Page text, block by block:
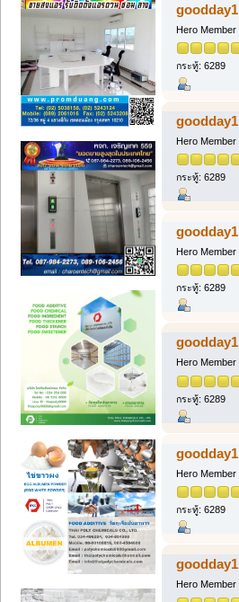
goodday1
Hero Member
กระทู้: 6289
goodday1
Hero Member
กระทู้: 6289
goodday1
Hero Member
กระทู้: 6289
goodday1
Hero Member
กระทู้: 6289
goodday1
Hero Member
กระทู้: 6289
goodday1
Hero Member